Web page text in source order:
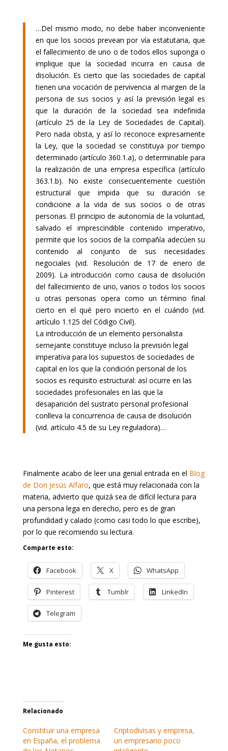
…Del mismo modo, no debe haber inconveniente
en que los socios prevean por vía estatutaria, que
el fallecimiento de uno o de todos ellos suponga o
implique que la sociedad incurra en causa de
disolución. Es cierto que las sociedades de capital
tienen una vocación de pervivencia al margen de la
persona de sus socios y así la previsión legal es
que la duración de la sociedad sea indefinida
(artículo 25 de la Ley de Sociedades de Capital).
Pero nada obsta, y así lo reconoce expresamente
la Ley, que la sociedad se constituya por tiempo
determinado (artículo 360.1.a), o determinable para
la realización de una empresa específica (artículo
363.1.b). No existe consecuentemente cuestión
estructural que impida que su duración se
condicione a la vida de sus socios o de otras
personas. El principio de autonomía de la voluntad,
salvado el imprescindible contenido imperativo,
permite que los socios de la compañía adecúen su
contenido al conjunto de sus necesidades
negociales (vid. Resolución de 17 de enero de
2009). La introducción como causa de disolución
del fallecimiento de uno, varios o todos los socios
u otras personas opera como un término final
cierto en el qué pero incierto en el cuándo (vid.
artículo 1.125 del Código Civil).
La introducción de un elemento personalista
semejante constituye incluso la previsión legal
imperativa para los supuestos de sociedades de
capital en los que la condición personal de los
socios es requisito estructural: así ocurre en las
sociedades profesionales en las que la
desaparición del sustrato personal profesional
conlleva la concurrencia de causa de disolución
(vid. artículo 4.5 de su Ley reguladora)…
Finalmente acabo de leer una genial entrada en el Blog
de Don Jesús Alfaro, que está muy relacionada con la
materia, advierto que quizá sea de difícil lectura para
una persona lega en derecho, pero es de gran
profundidad y calado (como casi todo lo que escribe),
por lo que recomiendo su lectura.
Comparte esto:
Facebook X WhatsApp
Pinterest Tumblr LinkedIn
Telegram
Me gusta esto:
Relacionado
Constituir una empresa
en España, el problema
Criptodivisas y empresa,
un empresario poco